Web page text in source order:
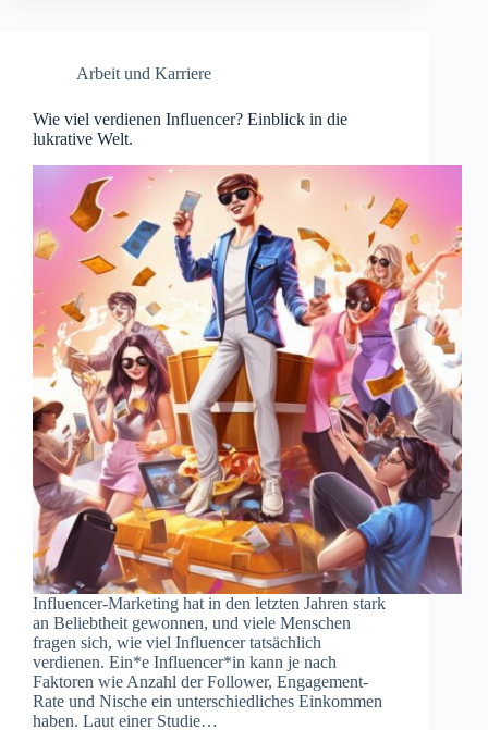
Arbeit und Karriere
Wie viel verdienen Influencer? Einblick in die
lukrative Welt.
Influencer-Marketing hat in den letzten Jahren stark
an Beliebtheit gewonnen, und viele Menschen
fragen sich, wie viel Influencer tatsächlich
verdienen. Ein*e Influencer*in kann je nach
Faktoren wie Anzahl der Follower, Engagement-
Rate und Nische ein unterschiedliches Einkommen
haben. Laut einer Studie…